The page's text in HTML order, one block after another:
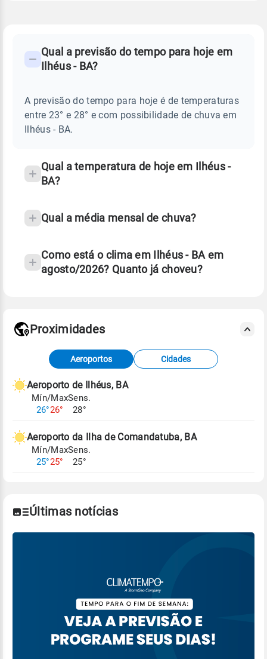
PREVISÃO
TEMPO
Perguntas
sobre
chuva
Qual a previsão do tempo para hoje em
Ilhéus - BA?
A previsão do tempo para hoje é de temperaturas
entre 23° e 28° e com possibilidade de chuva em
Ilhéus - BA.
Qual a temperatura de hoje em Ilhéus -
BA?
Qual a média mensal de chuva?
Como está o clima em Ilhéus - BA em
agosto/2026? Quanto já choveu?
Fonte: dados combinados de estações
meteorológicas e satélite do Centro de Previsão
de Tempo e Estudos Climáticos (CPTEC).
Para obter mais informações sobre os dados
Proximidades
Aeroportos Cidades
Aeroporto de Ilhéus, BA
Mín/Max
26°26°
Sens.
28°
Aeroporto da Ilha de Comandatuba, BA
Mín/Max
25°25°
Sens.
25°
Últimas notícias